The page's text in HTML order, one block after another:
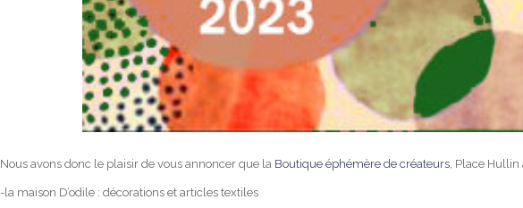
Nous avons donc le plaisir de vous annoncer que la Boutique éphémère de créateurs, Place Hullin
-la maison D’odile : décorations et articles textiles